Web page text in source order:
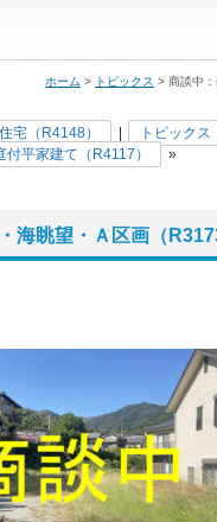
ホーム > トピックス > 商談中
宅（R4148） トピックス
付平家建て（R4117）
»
海眺望・Ａ区画（